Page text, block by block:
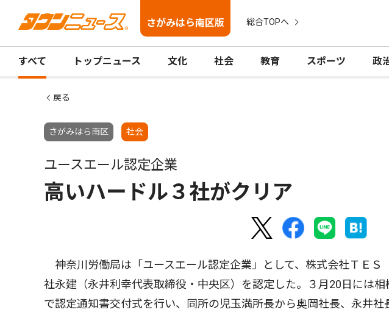
さがみはら南区版 総合TOPへ
すべて トップニュース 文化 社会 教育 スポーツ 政
戻る
さがみはら南区 社会
ユースエール認定企業
高いハードル３社がクリア
神奈川労働局は「ユースエール認定企業」として、株式会社ＴＥＳ
社永建（永井利幸代表取締役・中央区）を認定した。３月20日には相
で認定通知書交付式を行い、同所の児玉満所長から奥岡社長、永井社